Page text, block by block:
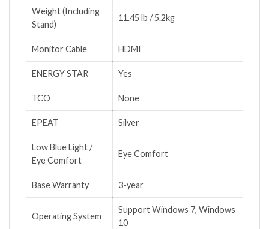
Weight (Including
Stand)
11.45 lb / 5.2kg
Monitor Cable HDMI
ENERGY STAR Yes
TCO None
EPEAT Silver
Low Blue Light /
Eye Comfort
Eye Comfort
Base Warranty 3-year
Operating System
Support Windows 7, Windows
10